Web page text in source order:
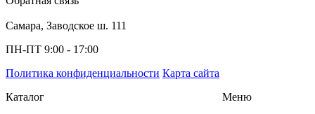
Самара, Заводское ш. 111
ПН-ПТ 9:00 - 17:00
Политика конфиденциальности Карта сайта
Каталог
Меню